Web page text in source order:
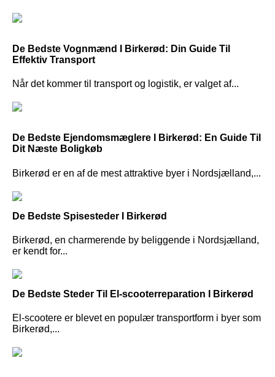
De Bedste Vognmænd I Birkerød: Din Guide Til
Effektiv Transport
Når det kommer til transport og logistik, er valget af...
De Bedste Ejendomsmæglere I Birkerød: En Guide Til
Dit Næste Boligkøb
Birkerød er en af de mest attraktive byer i Nordsjælland,...
De Bedste Spisesteder I Birkerød
Birkerød, en charmerende by beliggende i Nordsjælland,
er kendt for...
De Bedste Steder Til El-scooterreparation I Birkerød
El-scootere er blevet en populær transportform i byer som
Birkerød,...